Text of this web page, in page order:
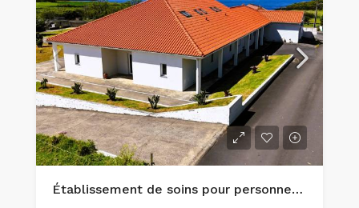
Établissement de soins pour personnes âgées clé en main exceptionnel et bien immobilier d’investissement de premier ordre